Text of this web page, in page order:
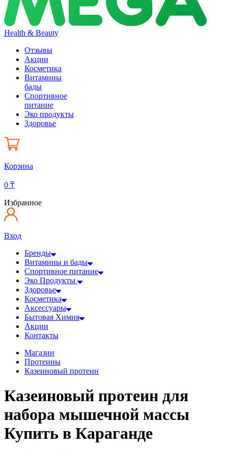
Health & Beauty
Отзывы
Акции
Косметика
Витамины
бады
Спортивное
питание
Эко продукты
Здоровье
Корзина
0 ₸
Избранное
Вход
Бренды
Витамины и бады
Спортивное питание
Эко Продукты
Здоровье
Косметика
Аксессуары
Бытовая Химия
Акции
Контакты
Магазин
Протеины
Казеиновый протеин
Казеиновый протеин для
набора мышечной массы
Купить в Караганде